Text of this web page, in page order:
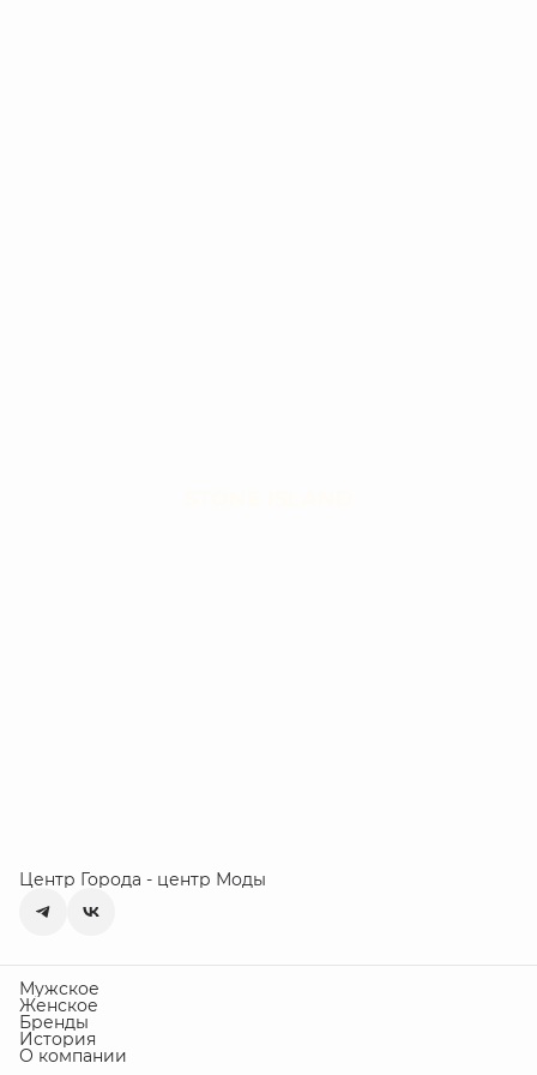
Центр Города - центр Моды
Мужское
Женское
Бренды
История
О компании